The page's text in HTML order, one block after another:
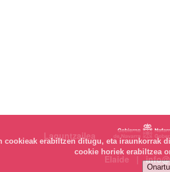
Laguntzailea
Elaide |
cookieak erabiltzen ditugu, eta
cookie horiek erabiltzea